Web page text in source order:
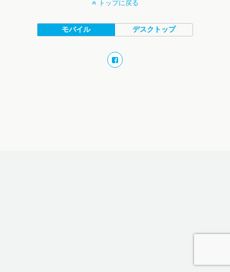
トップに戻る
モバイル デスクトップ